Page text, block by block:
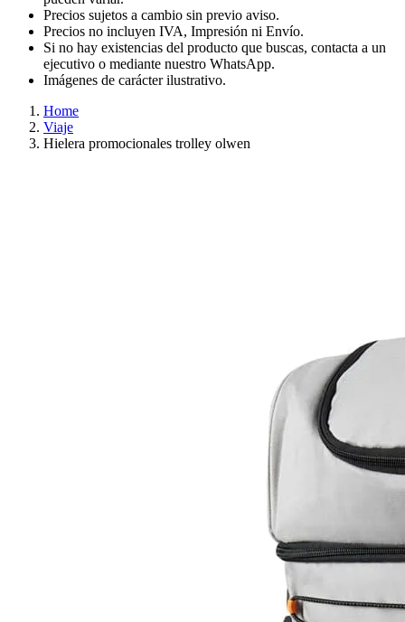
Precios sujetos a cambio sin previo aviso.
Precios no incluyen IVA, Impresión ni Envío.
Si no hay existencias del producto que buscas, contacta a un
ejecutivo o mediante nuestro WhatsApp.
Imágenes de carácter ilustrativo.
Home
Viaje
Hielera promocionales trolley olwen